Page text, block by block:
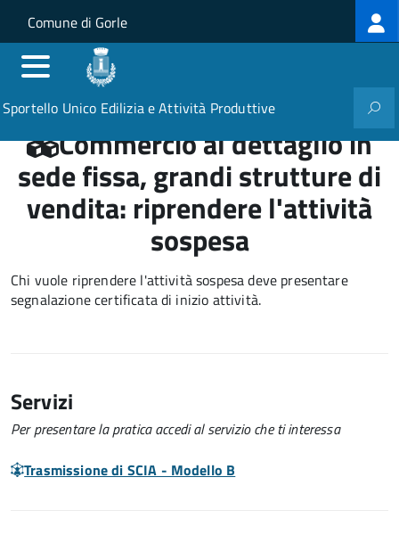
Salta al contenuto principale
Skip to site navigation
Comune di Gorle
Sportello Unico Edilizia e Attività Produttive
Commercio al dettaglio in
sede fissa, grandi strutture di
vendita: riprendere l'attività
sospesa
Chi vuole riprendere l'attività sospesa deve presentare
segnalazione certificata di inizio attività.
Servizi
Per presentare la pratica accedi al servizio che ti interessa
Trasmissione di SCIA - Modello B